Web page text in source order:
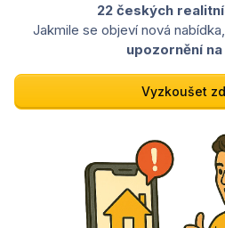
22 českých
Jakmile se objeví nová nabídka,
upozornění
Vyzkoušet